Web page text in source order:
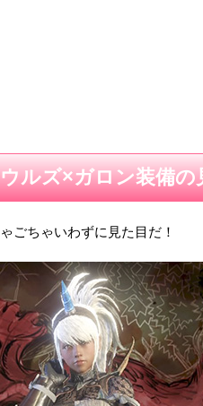
ウルズ×ガロン装備の
ごちゃいわずに見た目だ！